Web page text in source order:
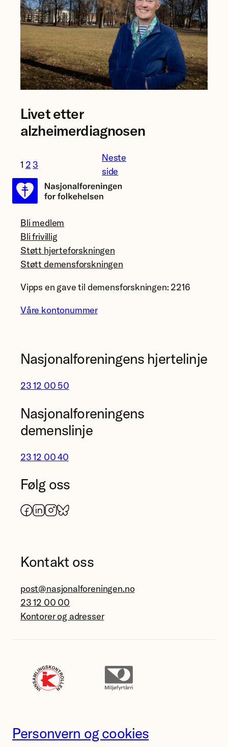
Anna
Elisabeth
Livet etter
alzheimerdiagnosen
1 2 3
Neste
side
Bli medlem
Bli frivillig
Støtt hjerteforskningen
Støtt demensforskningen
Vipps en gave til demensforskningen: 2216
Våre kontonummer
Nasjonalforeningens hjertelinje
23 12 00 50
Nasjonalforeningens
demenslinje
23 12 00 40
Følg oss
Facebook
LinkedIn
Instagram
Bluesky
Kontakt oss
post@nasjonalforeningen.no
23 12 00 00
Kontorer og adresser
Personvern og cookies